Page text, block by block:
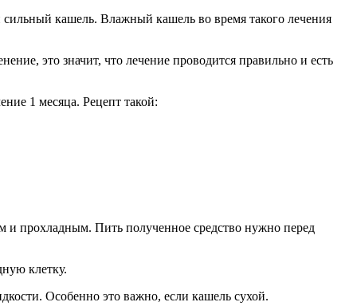
сильный кашель. Влажный кашель во время такого лечения
это значит, что лечение проводится правильно и есть
1 месяца. Рецепт такой:
и прохладным. Пить полученное средство нужно перед
клетку.
Особенно это важно, если кашель сухой.